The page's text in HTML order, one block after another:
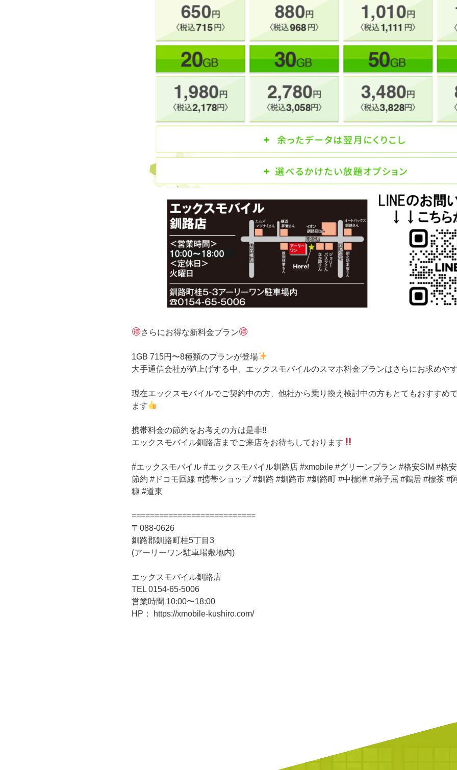
さらにお得な新料金プラン
1GB 715円〜8種類のプランが登場
大手通信会社が値上げする中、エックスモバイルのスマホ料金プランはさらにお求めや
現在エックスモバイルでご契約中の方、他社から乗り換え検討中の方もとてもおすすめ
ます
携帯料金の節約をお考えの方は是非!!
エックスモバイル釧路店までご来店をお待ちしております
#エックスモバイル #エックスモバイル釧路店 #xmobile #グリーンプラン #格安SIM #格
節約 #ドコモ回線 #携帯ショップ #釧路 #釧路市 #釧路町 #中標津 #弟子屈 #鶴居 #標茶 #
糠 #道東
===========================
〒088-0626
釧路郡釧路町桂5丁目3
(アーリーワン駐車場敷地内)
エックスモバイル釧路店
TEL 0154-65-5006
営業時間 10:00〜18:00
HP： https://xmobile-kushiro.com/